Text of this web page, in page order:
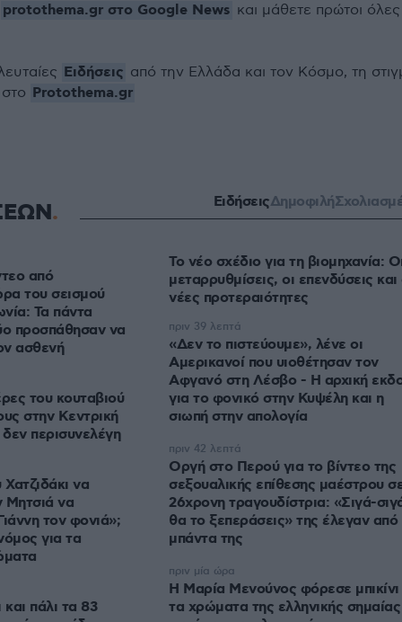
protothema.gr στο Google News και μάθετε πρώτοι όλες
Ειδήσεις από την Ελλάδα και τον Κόσμο, τη
Protothema.gr
ΕιδήσειςΔημοφιλή
από
του σεισμού
Τα πάντα
προσπάθησαν να
ασθενή
του κουταβιού
στην Κεντρική
περισυνελέγη
να
Μητσιά να
τον φονιά»;
για τα
πάλι τα 83
Το νέο σχέδιο για τη βιομηχανία:
μεταρρυθμίσεις, οι επενδύσεις και
νέες προτεραιότητες
«Δεν το πιστεύουμε», λένε οι
Αμερικανοί που υιοθέτησαν τον
Αφγανό στη Λέσβο - Η αρχική
για το φονικό στην Κυψέλη και η
σιωπή στην απολογία
πριν 39 λεπτά
Οργή στο Περού για το βίντεο της
σεξουαλικής επίθεσης μαέστρου
26χρονη τραγουδίστρια: «Σιγά-
θα το ξεπεράσεις» της έλεγαν από
μπάντα της
πριν 42 λεπτά
Η Μαρία Μενούνος φόρεσε
τα χρώματα της ελληνικής σημαίας
πριν μία ώρα